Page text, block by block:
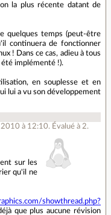
la plus récente datant de
quelques temps (peut-être
continuera de fonctionner
! Dans ce cas, adieu à tous
été implémenté !).
en souplesse et en
lui a vu son développement
2010 à 12:10. Évalué à 2.
sur les
qu'il ne
showthread.php?
que plus aucune révision